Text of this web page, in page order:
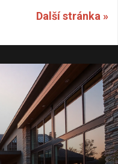
Další stránka »